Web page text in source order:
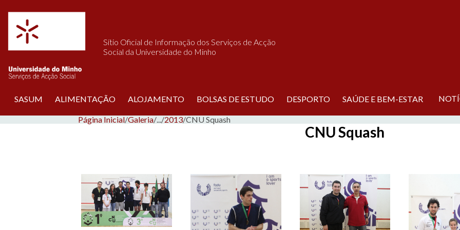
Sítio Oficial de Informação dos Serviços de Acção
Social da Universidade do Minho
SASUM ALIMENTAÇÃO ALOJAMENTO BOLSAS DE ESTUDO DESPORTO SAÚDE E BEM-ESTAR
Página Inicial/Galeria/.../2013/CNU Squash
CNU Squash